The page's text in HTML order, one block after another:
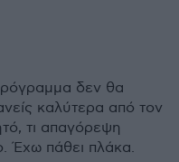
δεν θα
καλύτερα από τον
τι απαγόρεψη
Έχω πάθει πλάκα.